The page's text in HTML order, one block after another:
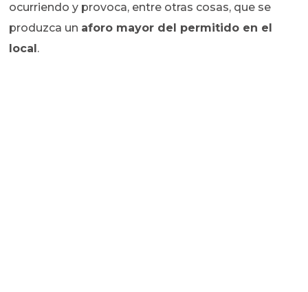
ocurriendo y provoca, entre otras cosas, que se
produzca un aforo mayor del permitido en el
local .